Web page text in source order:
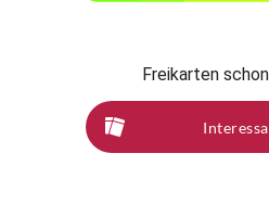
Freikarten